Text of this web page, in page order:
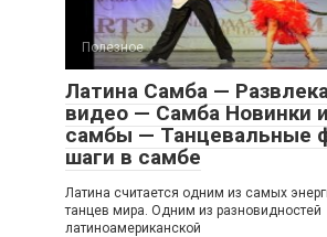
Полезное
Латина Самба —
видео — Самба Новинки
самбы — Танцевальные
шаги в самбе
Латина считается одним из самых
танцев мира. Одним из разновидностей
латиноамериканской